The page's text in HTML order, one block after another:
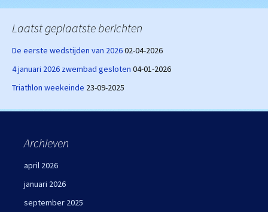
Laatst geplaatste berichten
De eerste wedstijden van 202602-04-2026
4 januari 2026 zwembad gesloten 04-01-2026
Triathlon weekeinde 23-09-2025
Archieven
april 2026
januari 2026
september 2025